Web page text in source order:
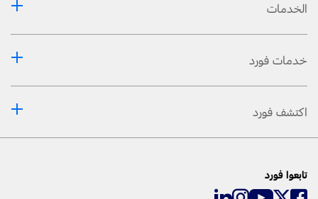
الخدمات
خدمات فورد
اكتشف فورد
تابعوا فورد